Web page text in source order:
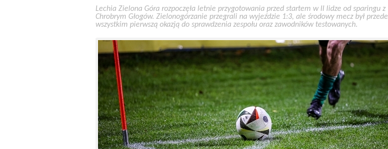
Lechia Zielona Góra rozpoczęła letnie przygotowania przed startem w II lidze od sparingu z
Chrobrym Głogów. Zielonogórzanie przegrali na wyjeździe 1:3, ale środowy mecz był przede
wszystkim pierwszą okazją do sprawdzenia zespołu oraz zawodników testowanych.